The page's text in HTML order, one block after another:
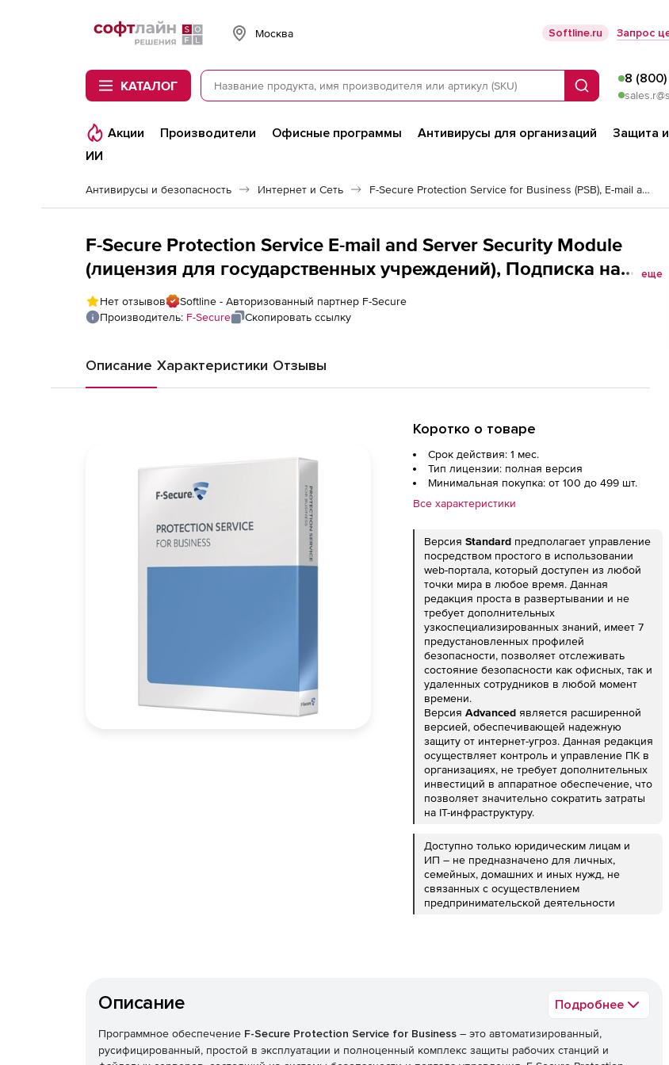
Softline
Москва Softline.ru Запрос
КАТАЛОГ Поиск
8
Акции Производители Офисные программы Антивирусы для организаций Защита
ИИ
Антивирусы и безопасность Интернет и Сеть F-Secure Protection Service for Business (PSB), E-mail and Server Security Module
F-Secure Protection Service E-mail and Server Security Module
(лицензия для государственных учреждений), Подписка на
версию Advanced на 1 месяц. Количество лицензий
еще
Нет отзывов
Softline - Авторизованный партнер F-Secure
Производитель: F-Secure Скопировать ссылку
Описание Характеристики Отзывы
Коротко о товаре
Срок действия: 1 мес.
Тип лицензии: полная версия
Минимальная покупка: от 100 до 499 шт.
Все характеристики
Версия Standard предполагает управление
посредством простого в использовании
web-портала, который доступен из любой
точки мира в любое время. Данная
редакция проста в развертывании и не
требует дополнительных
узкоспециализированных знаний, имеет 7
предустановленных профилей
безопасности, позволяет отслеживать
состояние безопасности как офисных, так и
удаленных сотрудников в любой момент
времени.
Версия Advanced является расширенной
версией, обеспечивающей надежную
защиту от интернет-угроз. Данная редакция
осуществляет контроль и управление ПК в
организациях, не требует дополнительных
инвестиций в аппаратное обеспечение, что
позволяет значительно сократить затраты
на IT-инфраструктуру.
Доступно только юридическим лицам и
ИП – не предназначено для личных,
семейных, домашних и иных нужд, не
связанных с осуществлением
предпринимательской деятельности
Описание Подробнее
Программное обеспечение F-Secure Protection Service for Business – это автоматизированный,
русифицированный, простой в эксплуатации и полноценный комплекс защиты рабочих станций и